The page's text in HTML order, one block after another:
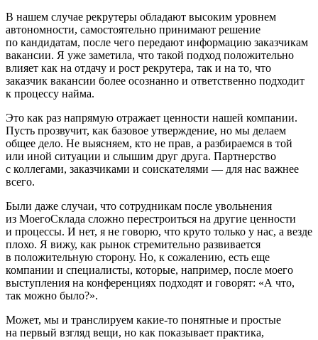
В нашем случае рекрутеры обладают высоким уровнем
автономности, самостоятельно принимают решение
по кандидатам, после чего передают информацию заказчикам
вакансии. Я уже заметила, что такой подход положительно
влияет как на отдачу и рост рекрутера, так и на то, что
заказчик вакансии более осознанно и ответственно подходит
к процессу найма.
Это как раз напрямую отражает ценности нашей компании.
Пусть прозвучит, как базовое утверждение, но мы делаем
общее дело. Не выясняем, кто не прав, а разбираемся в той
или иной ситуации и слышим друг друга. Партнерство
с коллегами, заказчиками и соискателями — для нас важнее
всего.
Были даже случаи, что сотрудникам после увольнения
из МоегоСклада сложно перестроиться на другие ценности
и процессы. И нет, я не говорю, что круто только у нас, а везде
плохо. Я вижу, как рынок стремительно развивается
в положительную сторону. Но, к сожалению, есть еще
компании и специалисты, которые, например, после моего
выступления на конференциях подходят и говорят: «А что,
так можно было?».
Может, мы и транслируем какие-то понятные и простые
на первый взгляд вещи, но как показывает практика,